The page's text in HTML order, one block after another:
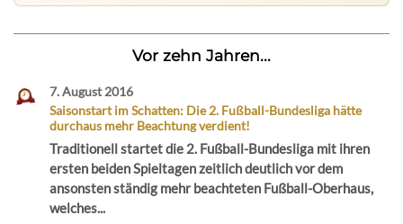
Vor zehn Jahren...
7. August 2016
Saisonstart im Schatten: Die 2. Fußball-Bundesliga hätte
durchaus mehr Beachtung verdient!
Traditionell startet die 2. Fußball-Bundesliga mit ihren
ersten beiden Spieltagen zeitlich deutlich vor dem
ansonsten ständig mehr beachteten Fußball-Oberhaus,
welches...